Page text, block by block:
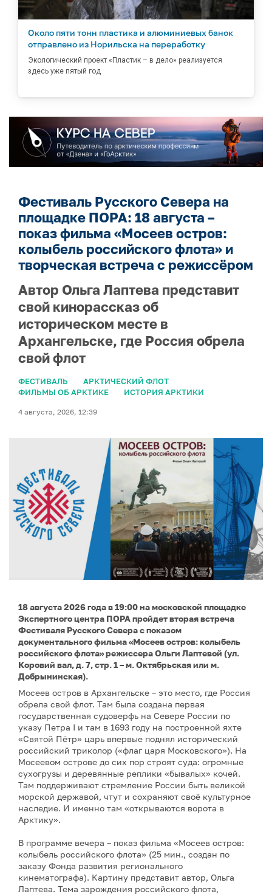
Около пяти тонн пластика и алюминиевых банок
отправлено из Норильска на переработку
Экологический проект «Пластик – в дело» реализуется
здесь уже пятый год
Фестиваль Русского Севера на
площадке ПОРА: 18 августа –
показ фильма «Мосеев остров:
колыбель российского флота» и
творческая встреча с режиссёром
Автор Ольга Лаптева представит
свой кинорассказ об
историческом месте в
Архангельске, где Россия обрела
свой флот
ФЕСТИВАЛЬ
АРКТИЧЕСКИЙ ФЛОТ
ФИЛЬМЫ ОБ АРКТИКЕ
ИСТОРИЯ АРКТИКИ
4 августа, 2026, 12:39
18 августа 2026 года в 19:00 на московской площадке
Экспертного центра ПОРА пройдет вторая встреча
Фестиваля Русского Севера с показом
документального фильма «Мосеев остров: колыбель
российского флота» режиссера Ольги Лаптевой (ул.
Коровий вал, д. 7, стр. 1 – м. Октябрьская или м.
Добрынинская).
Мосеев остров в Архангельске – это место, где Россия
обрела свой флот. Там была создана первая
государственная судоверфь на Севере России по
указу Петра I и там в 1693 году на построенной яхте
«Святой Пётр» царь впервые поднял исторический
российский триколор («флаг царя Московского»). На
Мосеевом острове до сих пор строят суда: огромные
сухогрузы и деревянные реплики «бывалых» кочей.
Там поддерживают стремление России быть великой
морской державой, чтут и сохраняют своё культурное
наследие. И именно там «открываются ворота в
Арктику».
В программе вечера – показ фильма «Мосеев остров:
колыбель российского флота» (25 мин., создан по
заказу Фонда развития регионального
кинематографа). Картину представит автор, Ольга
Лаптева. Тема зарождения российского флота,